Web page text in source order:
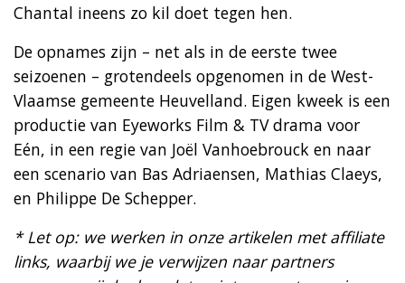
Chantal ineens zo kil doet tegen hen.
De opnames zijn – net als in de eerste twee
seizoenen – grotendeels opgenomen in de West-
Vlaamse gemeente Heuvelland. Eigen kweek is een
productie van Eyeworks Film & TV drama voor
Eén, in een regie van Joël Vanhoebrouck en naar
een scenario van Bas Adriaensen, Mathias Claeys,
en Philippe De Schepper.
* Let op: we werken in onze artikelen met affiliate
links, waarbij we je verwijzen naar partners